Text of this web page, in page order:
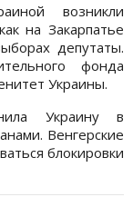
возникли
на Закарпатье
депутаты.
фонда
Украины.
Украину в
Венгерские
блокировки